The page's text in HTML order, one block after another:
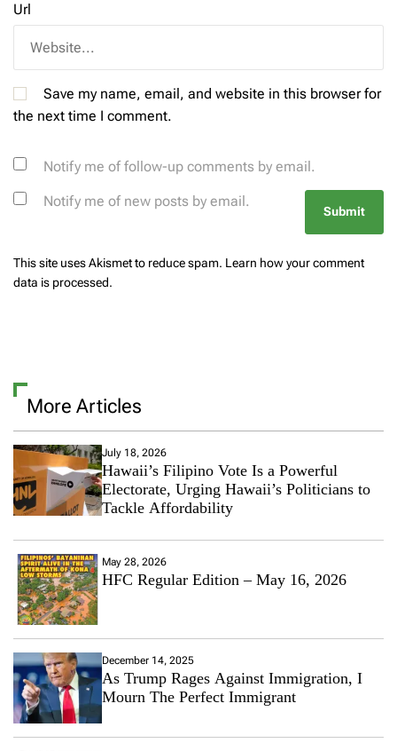
Url
Save my name, email, and website in this browser for
the next time I comment.
Notify me of follow-up comments by email.
Notify me of new posts by email.
This site uses Akismet to reduce spam. Learn how your comment
data is processed.
More Articles
July 18, 2026
Hawaii’s Filipino Vote Is a Powerful
Electorate, Urging Hawaii’s Politicians to
Tackle Affordability
May 28, 2026
HFC Regular Edition – May 16, 2026
December 14, 2025
As Trump Rages Against Immigration, I
Mourn The Perfect Immigrant